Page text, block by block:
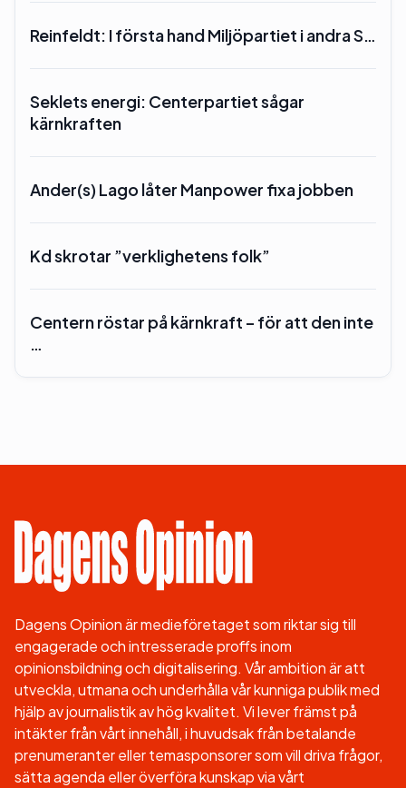
Reinfeldt: I första hand Miljöpartiet i andra S…
Seklets energi: Centerpartiet sågar
kärnkraften
Ander(s) Lago låter Manpower fixa jobben
Kd skrotar ”verklighetens folk”
Centern röstar på kärnkraft – för att den inte
…
Dagens Opinion är medieföretaget som riktar sig till
engagerade och intresserade proffs inom
opinionsbildning och digitalisering. Vår ambition är att
utveckla, utmana och underhålla vår kunniga publik med
hjälp av journalistik av hög kvalitet. Vi lever främst på
intäkter från vårt innehåll, i huvudsak från betalande
prenumeranter eller temasponsorer som vill driva frågor,
sätta agenda eller överföra kunskap via vårt